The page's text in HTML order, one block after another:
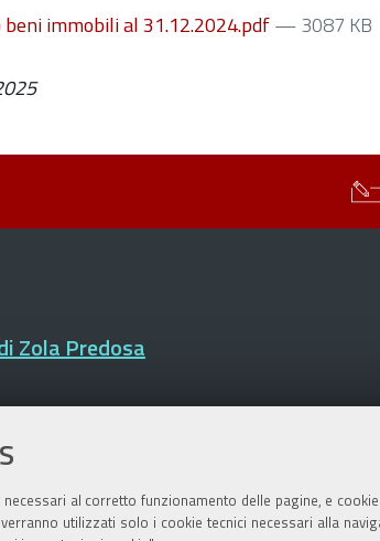
al corretto funzionamento delle pagine, e
utilizzati solo i cookie tecnici necessari alla
beni immobili al 31.12.2024.pdf— 3087 KB
Zola Predosa